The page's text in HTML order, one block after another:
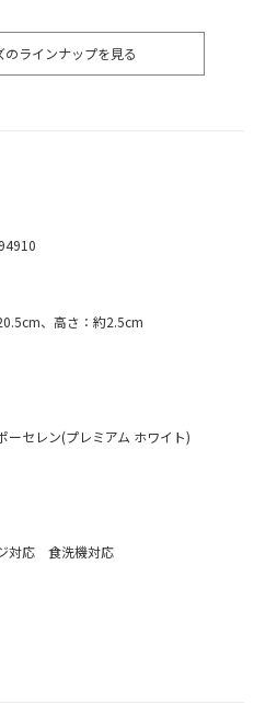
のラインナップを見る
、高さ：約2.5cm
ーセレン(プレミアム ホワイト)
対応 食洗機対応